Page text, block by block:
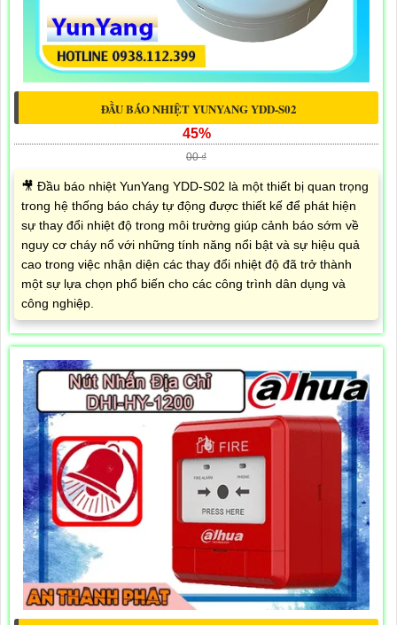
ĐẦU BÁO NHIỆT YUNYANG YDD-S02
45%
00 ₫
🎥 Đầu báo nhiệt YunYang YDD-S02 là một thiết bị quan trọng
trong hệ thống báo cháy tự động được thiết kế để phát hiện
sự thay đổi nhiệt độ trong môi trường giúp cảnh báo sớm về
nguy cơ cháy nổ với những tính năng nổi bật và sự hiệu quả
cao trong việc nhận diện các thay đổi nhiệt độ đã trở thành
một sự lựa chọn phổ biến cho các công trình dân dụng và
công nghiệp.